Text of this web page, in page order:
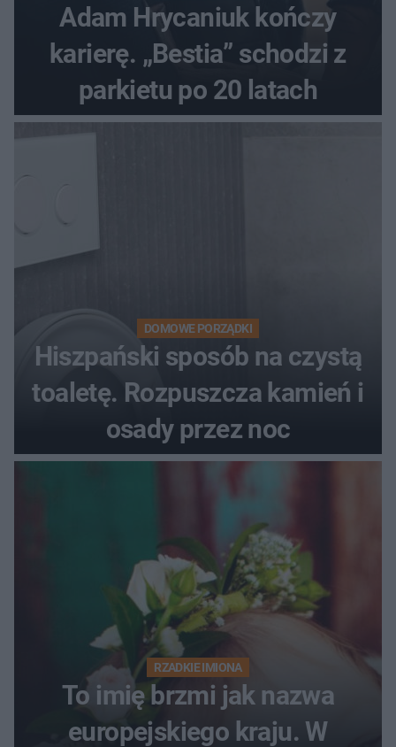
Adam Hrycaniuk kończy
karierę. „Bestia” schodzi z
parkietu po 20 latach
DOMOWE PORZĄDKI
Hiszpański sposób na czystą
toaletę. Rozpuszcza kamień i
osady przez noc
RZADKIE IMIONA
To imię brzmi jak nazwa
europejskiego kraju. W